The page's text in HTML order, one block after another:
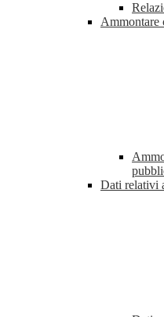
Ammontare
Dati relativi